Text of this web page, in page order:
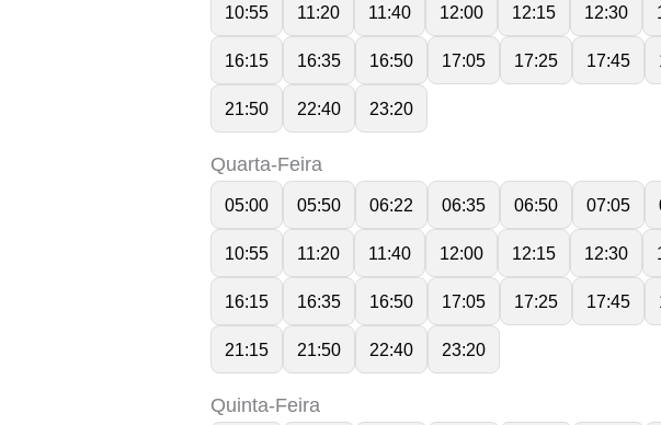
10:55 11:20 11:40 12:00 12:15 12:30
16:15 16:35 16:50 17:05 17:25 17:45
21:50 22:40 23:20
Quarta-Feira
05:00 05:50 06:22 06:35 06:50 07:05
10:55 11:20 11:40 12:00 12:15 12:30
16:15 16:35 16:50 17:05 17:25 17:45
21:15 21:50 22:40 23:20
Quinta-Feira